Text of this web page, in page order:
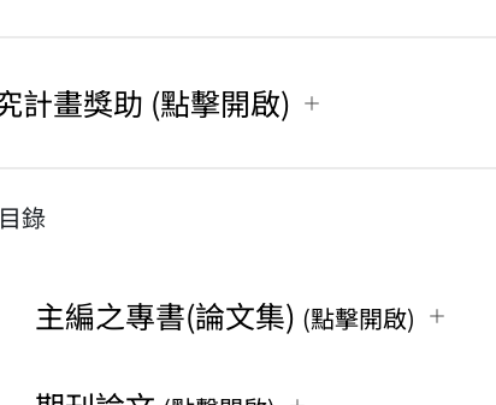
計畫獎助 (點擊開啟)
錄
主編之專書(論文集) (點擊開啟)